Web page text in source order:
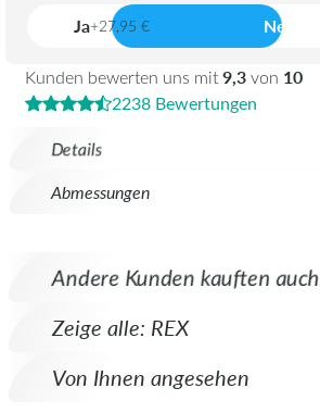
Details
Abmessungen
Kunden bewerten uns mit9,3von 10
2238 Bewertungen
Ja+27,95 € Nein
Andere Kunden kauften auch
Zeige alle: REX
Von Ihnen angesehen